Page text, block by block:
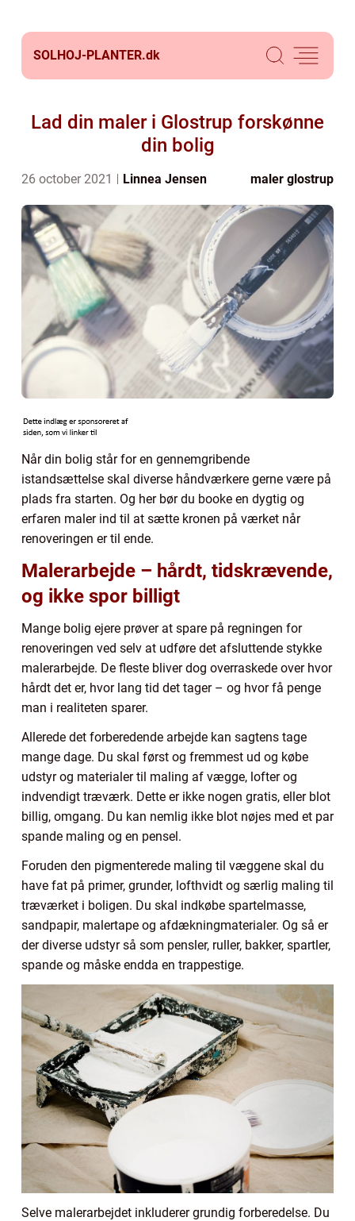
SOLHOJ-PLANTER.dk
Lad din maler i Glostrup forskønne
din bolig
26 october 2021 Linnea Jensen maler glostrup
Når din bolig står for en gennemgribende
istandsættelse skal diverse håndværkere gerne være på
plads fra starten. Og her bør du booke en dygtig og
erfaren maler ind til at sætte kronen på værket når
renoveringen er til ende.
Malerarbejde – hårdt, tidskrævende,
og ikke spor billigt
Mange bolig ejere prøver at spare på regningen for
renoveringen ved selv at udføre det afsluttende stykke
malerarbejde. De fleste bliver dog overraskede over hvor
hårdt det er, hvor lang tid det tager – og hvor få penge
man i realiteten sparer.
Allerede det forberedende arbejde kan sagtens tage
mange dage. Du skal først og fremmest ud og købe
udstyr og materialer til maling af vægge, lofter og
indvendigt træværk. Dette er ikke nogen gratis, eller blot
billig, omgang. Du kan nemlig ikke blot nøjes med et par
spande maling og en pensel.
Foruden den pigmenterede maling til væggene skal du
have fat på primer, grunder, lofthvidt og særlig maling til
træværket i boligen. Du skal indkøbe spartelmasse,
sandpapir, malertape og afdækningmaterialer. Og så er
der diverse udstyr så som pensler, ruller, bakker, spartler,
spande og måske endda en trappestige.
Selve malerarbejdet inkluderer grundig forberedelse. Du